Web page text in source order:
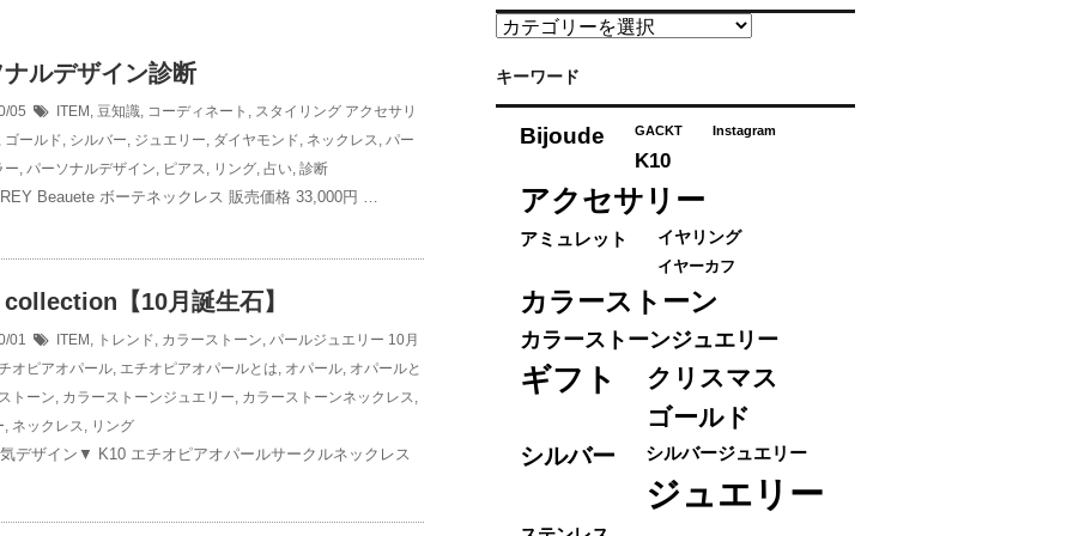
ルデザイン診断
05 ITEM , 豆知識, コーディネート , スタイリング アクセサリ
ゴールド, シルバー, ジュエリー, ダイヤモンド, ネックレス, パー
ー, パーソナルデザイン, ピアス, リング, 占い, 診断
Beauete ボーテネックレス 販売価格 33,000円 …
【10月誕生石】
01 ITEM , トレンド, カラーストーン, パールジュエリー 10月
オピアオパール, エチオピアオパールとは, オパール, オパールと
トーン, カラーストーンジュエリー, カラーストーンネックレス,
, ネックレス, リング
デザイン▼ K10 エチオピアオパールサークルネックレス
カ
ゴ
キーワード
Bijoude GACKT Instagram
K10
アクセサリー
アミュレット
イヤリング
イヤーカフ
カラーストーン
カラーストーンジュエリー
ギフト
クリスマス
ゴールド
シルバー シルバージュエリー
ジュエリー